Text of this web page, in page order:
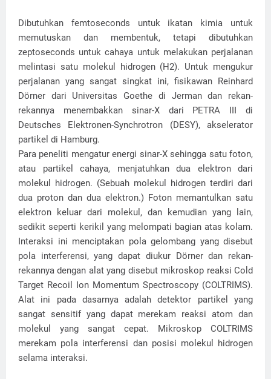
Dibutuhkan femtoseconds untuk ikatan kimia untuk
memutuskan dan membentuk, tetapi dibutuhkan
zeptoseconds untuk cahaya untuk melakukan perjalanan
melintasi satu molekul hidrogen (H2). Untuk mengukur
perjalanan yang sangat singkat ini, fisikawan Reinhard
Dörner dari Universitas Goethe di Jerman dan rekan-
rekannya menembakkan sinar-X dari PETRA III di
Deutsches Elektronen-Synchrotron (DESY), akselerator
partikel di Hamburg.
Para peneliti mengatur energi sinar-X sehingga satu foton,
atau partikel cahaya, menjatuhkan dua elektron dari
molekul hidrogen. (Sebuah molekul hidrogen terdiri dari
dua proton dan dua elektron.) Foton memantulkan satu
elektron keluar dari molekul, dan kemudian yang lain,
sedikit seperti kerikil yang melompati bagian atas kolam.
Interaksi ini menciptakan pola gelombang yang disebut
pola interferensi, yang dapat diukur Dörner dan rekan-
rekannya dengan alat yang disebut mikroskop reaksi Cold
Target Recoil Ion Momentum Spectroscopy (COLTRIMS).
Alat ini pada dasarnya adalah detektor partikel yang
sangat sensitif yang dapat merekam reaksi atom dan
molekul yang sangat cepat. Mikroskop COLTRIMS
merekam pola interferensi dan posisi molekul hidrogen
selama interaksi.